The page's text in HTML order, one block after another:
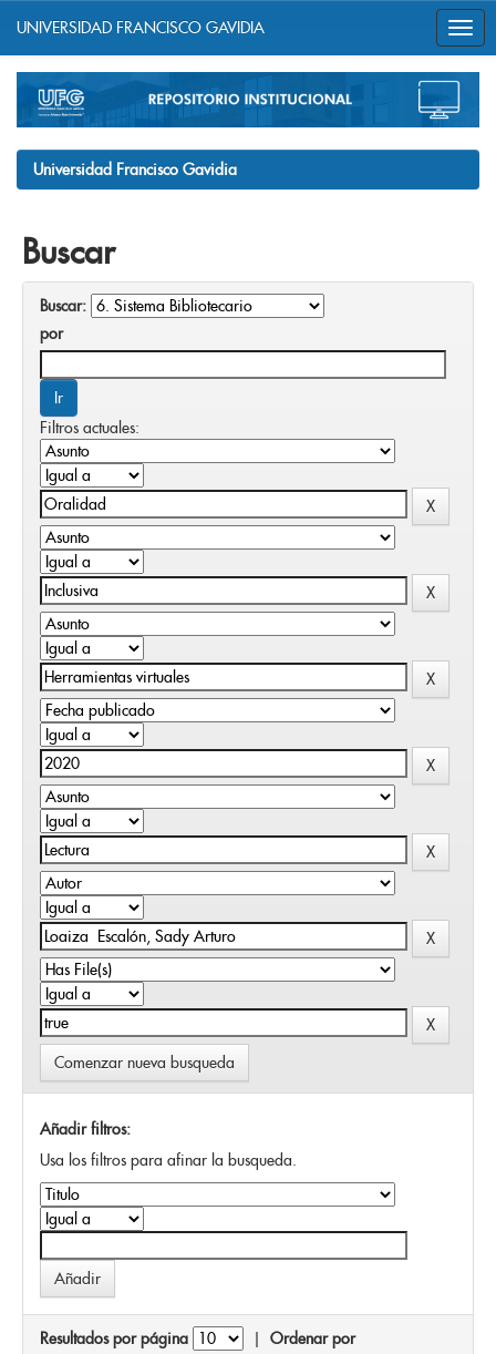
navigation
UNIVERSIDAD FRANCISCO GAVIDIA
Universidad Francisco Gavidia
Buscar
Buscar:
por
Filtros actuales:
Comenzar nueva busqueda
Añadir filtros:
Usa los filtros para afinar la busqueda.
Resultados por página | Ordenar por